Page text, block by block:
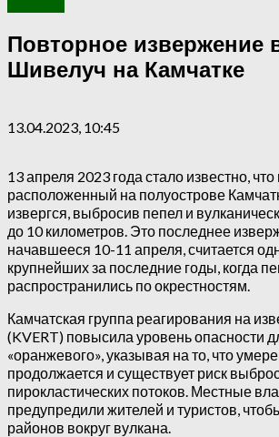
Повторное извержение
Шивелуч на Камчатке
13.04.2023, 10:45
13 апреля 2023 года стало известно,
расположенный на полуострове
извергся, выбросив пепел и
до 10 километров. Это последнее
начавшееся 10-11 апреля, считается
крупнейших за последние годы, когда
распространились по окрестностям.
Камчатская группа реагирования на
(KVERT) повысила уровень опасности
«оранжевого», указывая на то, что
продолжается и существует риск
пирокластических потоков. Местные
предупредили жителей и туристов,
районов вокруг вулкана.